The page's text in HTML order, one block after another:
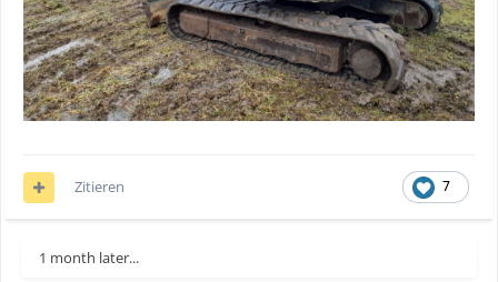
7
Zitieren
1 month later...